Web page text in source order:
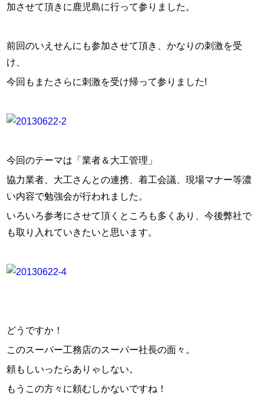
加させて頂きに鹿児島に行って参りました。
前回のいえせんにも参加させて頂き、かなりの刺激を受
け、
今回もまたさらに刺激を受け帰って参りました!
今回のテーマは「業者＆大工管理」
協力業者、大工さんとの連携、着工会議、現場マナー等濃
い内容で勉強会が行われました。
いろいろ参考にさせて頂くところも多くあり、今後弊社で
も取り入れていきたいと思います。
どうですか！
このスーパー工務店のスーパー社長の面々。
頼もしいったらありゃしない。
もうこの方々に頼むしかないですね！